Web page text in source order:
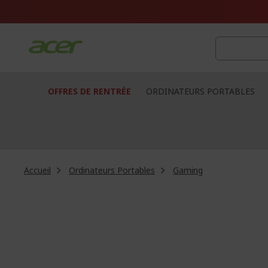
OFFRES DE RENTRÉE ORDINATEURS PORTABLES
Accueil Ordinateurs Portables
Gaming